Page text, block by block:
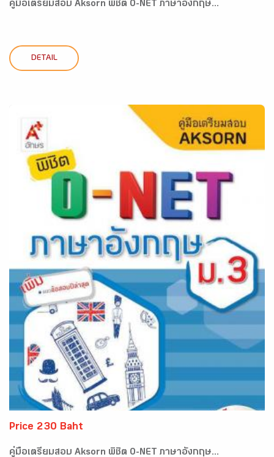
คู่มือเตรียมสอบ Aksorn พิชิต O-NET ภาษาอังกฤษ...
DETAIL
Price 230 Baht
คู่มือเตรียมสอบ Aksorn พิชิต O-NET ภาษาอังกฤษ...